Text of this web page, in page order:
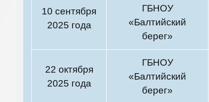
10 сентября
2025 года
ГБНОУ
«Балтийский
берег»
22 октября
2025 года
ГБНОУ
«Балтийский
берег»